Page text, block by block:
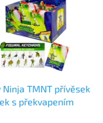
Ninja TMNT přívěsek
s překvapením